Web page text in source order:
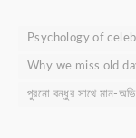
Psychology of
Why we miss old
পুরনো বন্ধুর সাথে মান-